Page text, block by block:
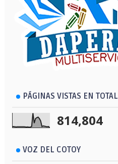
PÁGINAS VISTAS EN TOTAL
814,804
VOZ DEL COTOY